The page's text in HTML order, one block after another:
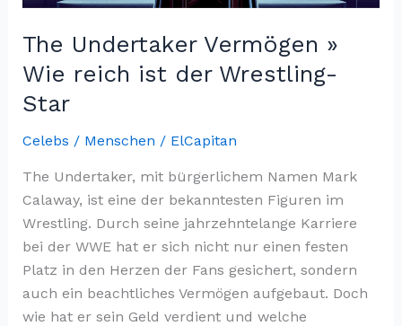
The Undertaker Vermögen »
Wie reich ist der Wrestling-
Star
Celebs / Menschen / ElCapitan
The Undertaker, mit bürgerlichem Namen Mark
Calaway, ist eine der bekanntesten Figuren im
Wrestling. Durch seine jahrzehntelange Karriere
bei der WWE hat er sich nicht nur einen festen
Platz in den Herzen der Fans gesichert, sondern
auch ein beachtliches Vermögen aufgebaut. Doch
wie hat er sein Geld verdient und welche